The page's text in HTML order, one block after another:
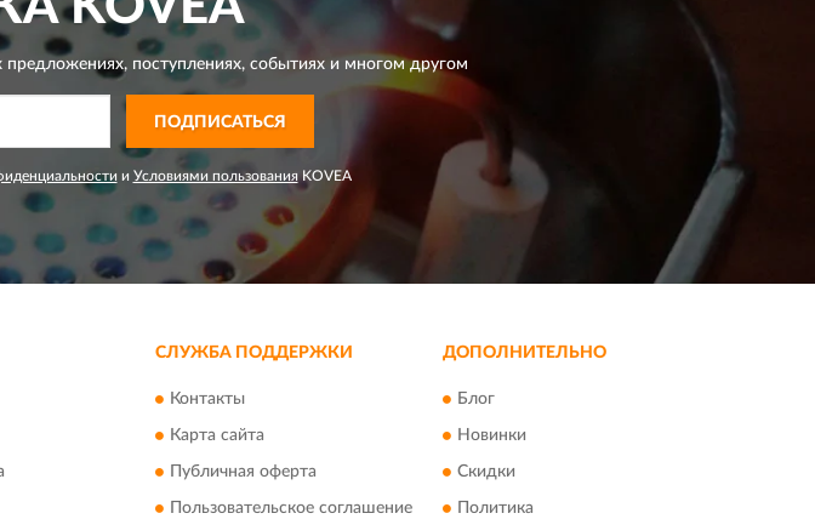
предложениях,поступлениях, событиях и многом другом
ПОДПИСАТЬСЯ
и Условиями пользования KOVEA
СЛУЖБА ПОДДЕРЖКИ
Контакты
Карта сайта
Публичная оферта
Пользовательское соглашение
ДОПОЛНИТЕЛЬНО
Блог
Новинки
Скидки
Политика